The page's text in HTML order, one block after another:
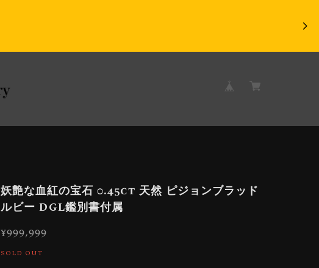
妖艶な血紅の宝石 0.45ct 天然 ピジョンブラッド
ルビー DGL鑑別書付属
¥999,999
SOLD OUT